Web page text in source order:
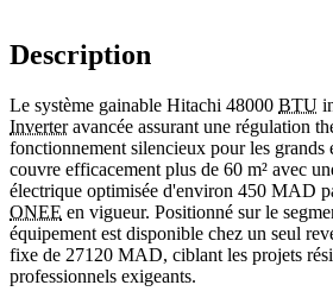
Description
Le système gainable Hitachi 48000 BTU
Inverteravancée assurant une régulation
fonctionnement silencieux pour les grands
couvre efficacement plus de 60 m² avec
électrique optimisée d'environ 450 MAD
ONEE en vigueur. Positionné sur le
équipement est disponible chez un seul
fixe de 27120 MAD, ciblant les projets
professionnels exigeants.